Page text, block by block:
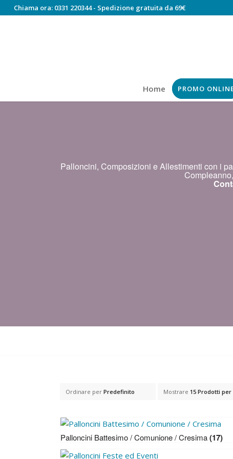
Chiama ora: 0331 220344- Spedizione gratuita da 69€
Home PROMO
Palloncini, Composizioni e Allestimenti con i
Ordinare perPredefinito Mostrare 15 Prodotti
Palloncini Battesimo / Comunione / Cresima(17)